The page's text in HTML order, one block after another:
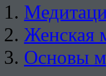
Женская
Основы